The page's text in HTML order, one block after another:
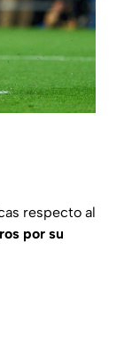
respecto al
por su